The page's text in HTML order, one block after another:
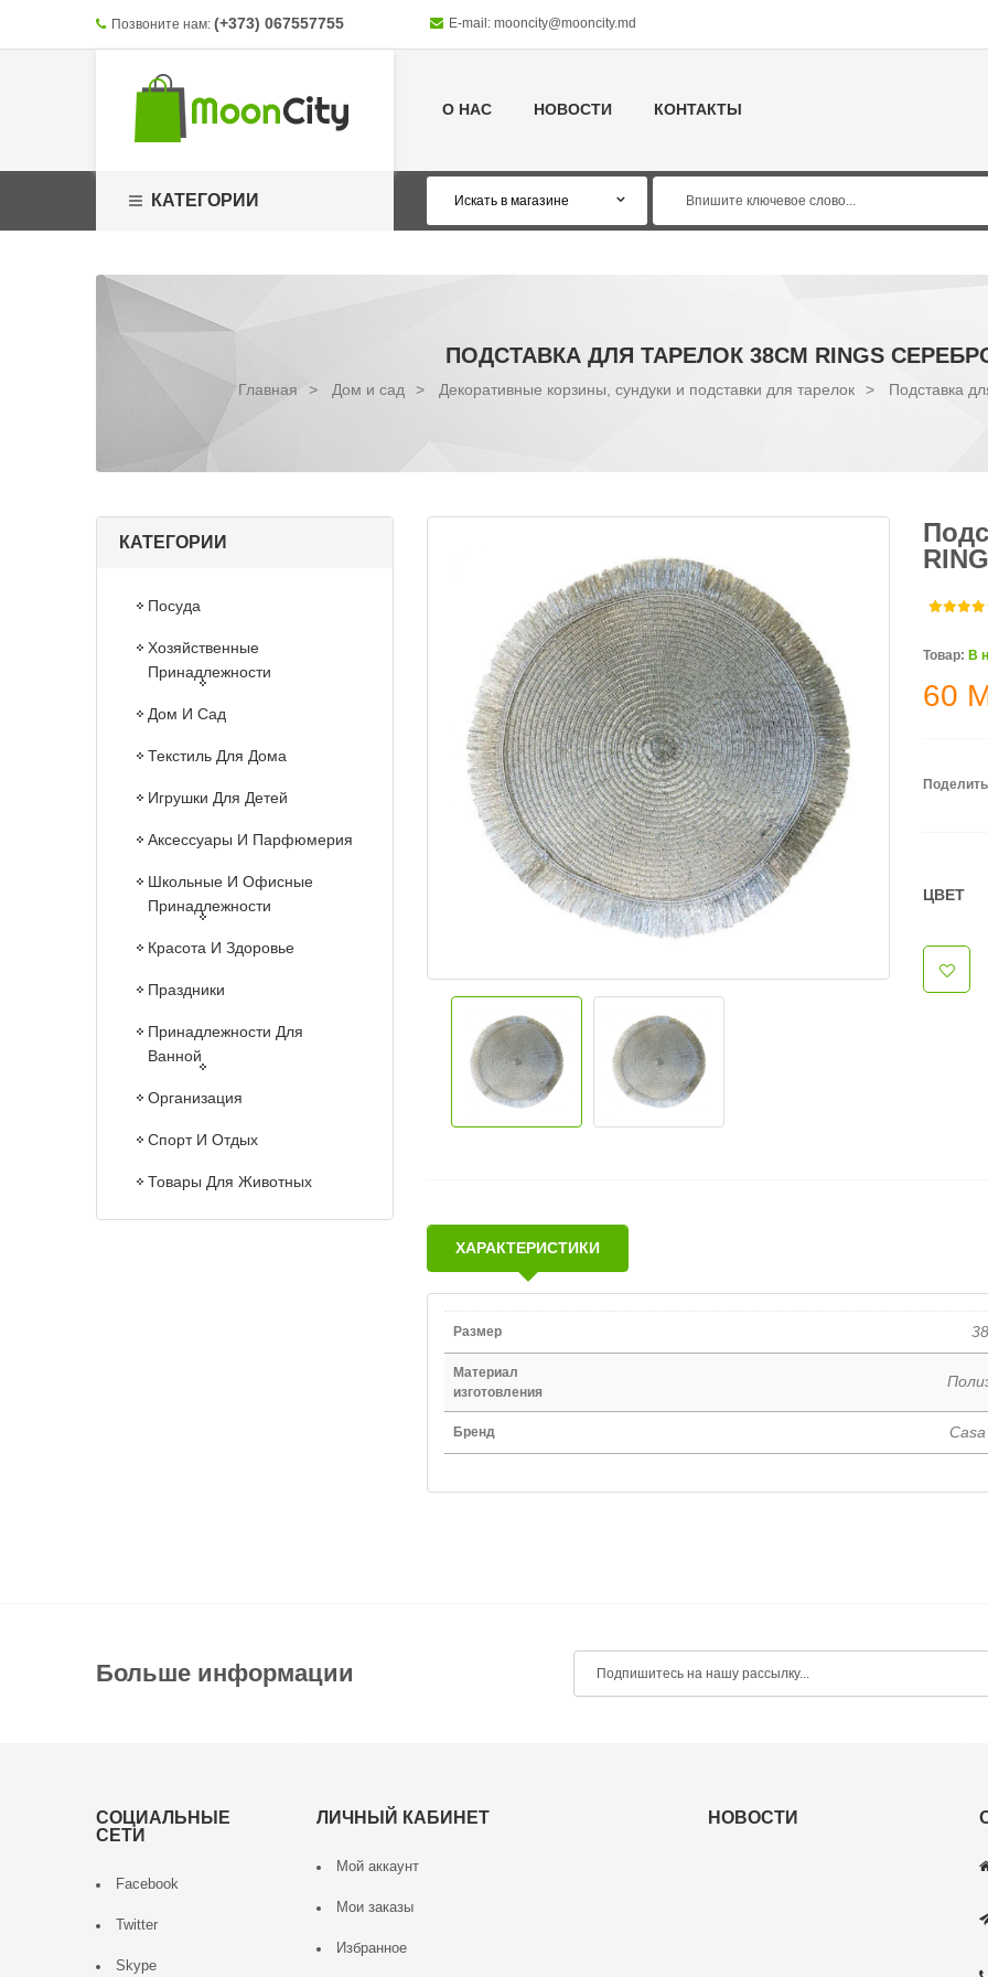
Позвоните нам: (+373) 067557755 E-mail: mooncity@mooncity.md
О НАС НОВОСТИ КОНТАКТЫ
КАТЕГОРИИ
ПОДСТАВКА ДЛЯ ТАРЕЛОК 38СМ RINGS
Главная > Дом и сад > Декоративные корзины, сундуки и подставки для тарелок > Подставка
КАТЕГОРИИ
Посуда
Хозяйственные
Принадлежности
Дом И Сад
Текстиль Для Дома
Игрушки Для Детей
Аксессуары И Парфюмерия
Школьные И Офисные
Принадлежности
Красота И Здоровье
Праздники
Принадлежности Для
Ванной
Организация
Спорт И Отдых
Товары Для Животных
Товар: В
60
ЦВЕТ
ХАРАКТЕРИСТИКИ
Размер
Материал
изготовления
Бренд
Больше информации
СОЦИАЛЬНЫЕ
СЕТИ
Facebook
Twitter
Skype
ЛИЧНЫЙ КАБИНЕТ
Мой аккаунт
Мои заказы
Избранное
НОВОСТИ